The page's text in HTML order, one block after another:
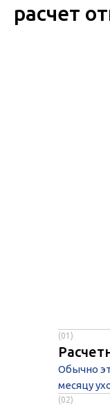
расчет
(01)
Обычно
месяцу
(02)